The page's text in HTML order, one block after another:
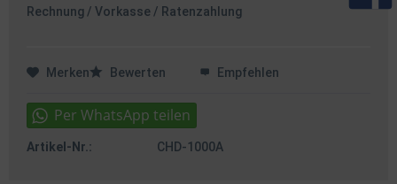
Rechnung / Vorkasse / Ratenzahlung
Merken Bewerten Empfehlen
Artikel-Nr.: CHD-1000A